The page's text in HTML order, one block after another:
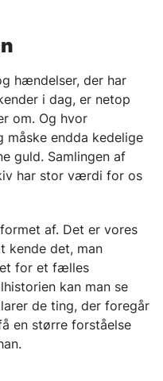
hændelser, der har
i dag, er netop
om. Og hvor
måske endda kedelige
guld. Samlingen af
har stor værdi for os
af. Det er vores
kende det, man
for et fælles
kan man se
de ting, der foregår
en større forståelse